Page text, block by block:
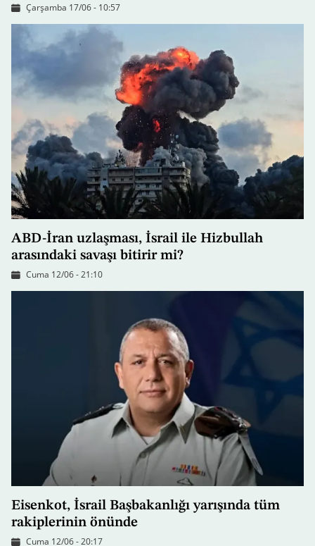
Çarşamba 17/06 - 10:57
ABD-İran uzlaşması, İsrail ile Hizbullah
arasındaki savaşı bitirir mi?
Cuma 12/06 - 21:10
Eisenkot, İsrail Başbakanlığı yarışında tüm
rakiplerinin önünde
Cuma 12/06 - 20:17